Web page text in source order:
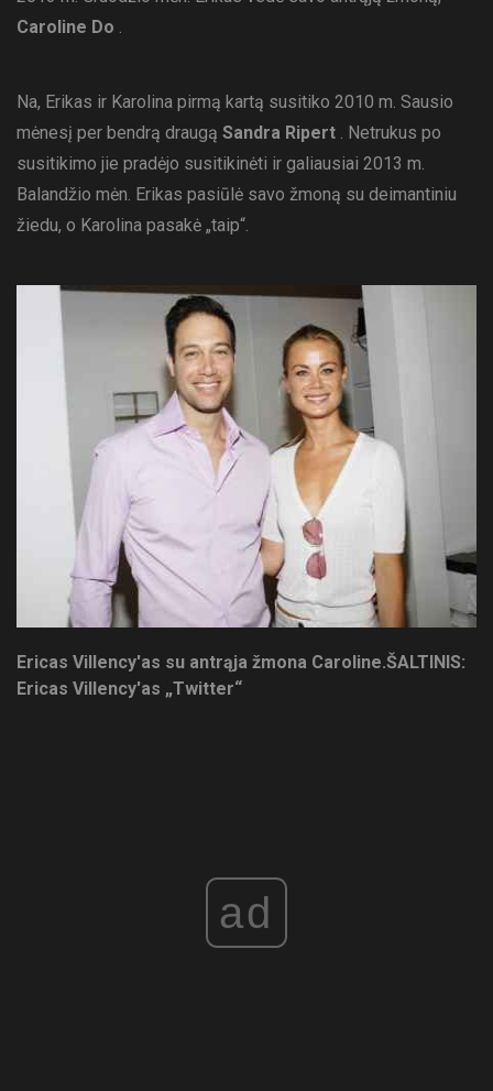
Caroline Do .
Na, Erikas ir Karolina pirmą kartą susitiko 2010 m. Sausio
mėnesį per bendrą draugą Sandra Ripert . Netrukus po
susitikimo jie pradėjo susitikinėti ir galiausiai 2013 m.
Balandžio mėn. Erikas pasiūlė savo žmoną su deimantiniu
žiedu, o Karolina pasakė „taip“.
Ericas Villency'as su antrąja žmona Caroline.ŠALTINIS:
Ericas Villency'as „Twitter“
ad